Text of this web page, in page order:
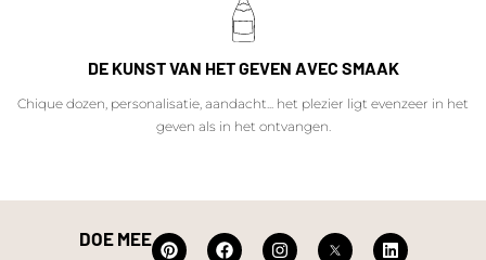
DE KUNST VAN HET GEVEN AVEC SMAAK
Chique dozen, personalisatie, aandacht... het plezier ligt evenzeer in het
geven als in het ontvangen.
DOE MEE